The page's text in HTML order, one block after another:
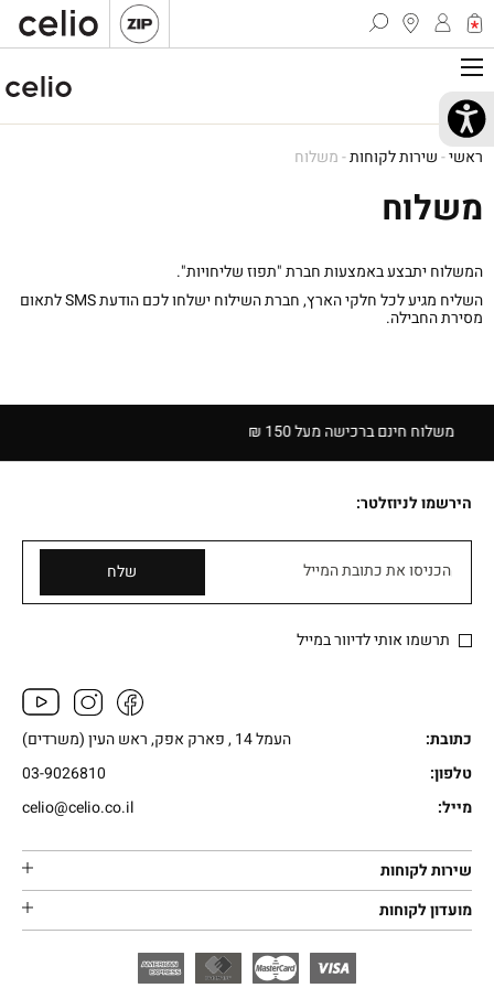
ראשי-שירות לקוחות-משלוח
משלוח
המשלוח יתבצע באמצעות חברת "תפוז שליחויות".
השליח מגיע לכל חלקי הארץ, חברת השילוח ישלחו לכם הודעת SMS לתאום
מסירת החבילה.
משלוח חינם ברכישה מעל 150 ₪
הירשמו לניוזלטר:
הכניסו את כתובת המייל שלח
תרשמו אותי לדיוור במייל
כתובת:
העמל 14 , פארק אפק, ראש העין (משרדים)
טלפון:
03-9026810
מייל:
celio@celio.co.il
שירות לקוחות
מועדון לקוחות